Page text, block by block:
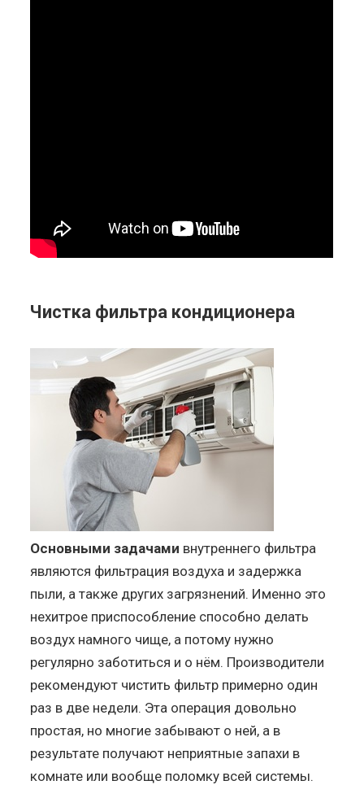
Чистка фильтра кондиционера
Основными задачами внутреннего фильтра
являются фильтрация воздуха и задержка
пыли, а также других загрязнений. Именно это
нехитрое приспособление способно делать
воздух намного чище, а потому нужно
регулярно заботиться и о нём. Производители
рекомендуют чистить фильтр примерно один
раз в две недели. Эта операция довольно
простая, но многие забывают о ней, а в
результате получают неприятные запахи в
комнате или вообще поломку всей системы.